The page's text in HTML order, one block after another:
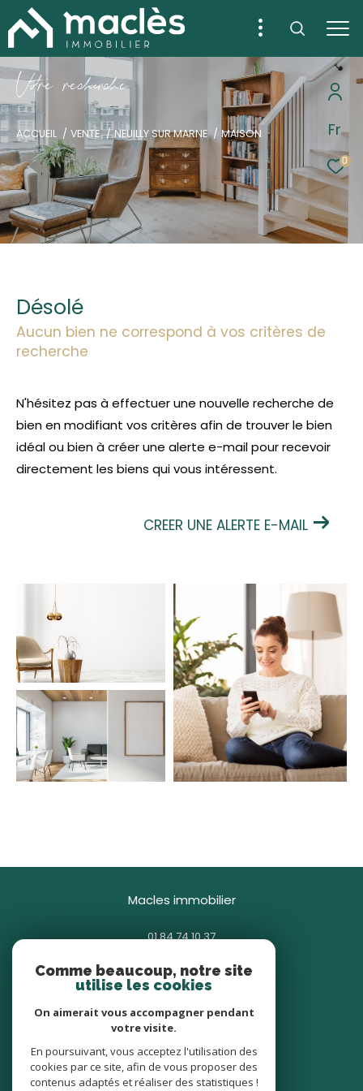
Fr
0
Vore recece
ACCUEIL VENTE NEUILLY SUR MARNE MAISON
Désolé
Aucun bien ne correspond à vos critères de
recherche
N'hésitez pas à effectuer une nouvelle recherche de
bien en modifiant vos critères afin de trouver le bien
idéal ou bien à créer une alerte e-mail pour recevoir
directement les biens qui vous intéressent.
CREER UNE ALERTE E-MAIL
macles immobilier
01 84 74 10 37
85 avenue Général Gallieni
93380 pierrefitte-sur-seine
nous suivre sur
Comme beaucoup, notre site
utilise les cookies
On aimerait vous accompagner pendant
votre visite.
En poursuivant, vous acceptez l'utilisation des
cookies par ce site, afin de vous proposer des
contenus adaptés et réaliser des statistiques !